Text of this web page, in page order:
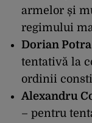
armelor și
regimului
Dorian
tentativă la
ordinii
Alexandru
– pentru